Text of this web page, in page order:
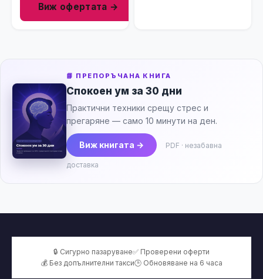
Виж офертата →
📘 ПРЕПОРЪЧАНА КНИГА
Спокоен ум за 30 дни
Практични техники срещу стрес и
прегаряне — само 10 минути на ден.
Виж книгата → PDF · незабавна
доставка
🔒 Сигурно пазаруване✅ Проверени оферти
💰 Без допълнителни такси🕒 Обновяване на 6 часа